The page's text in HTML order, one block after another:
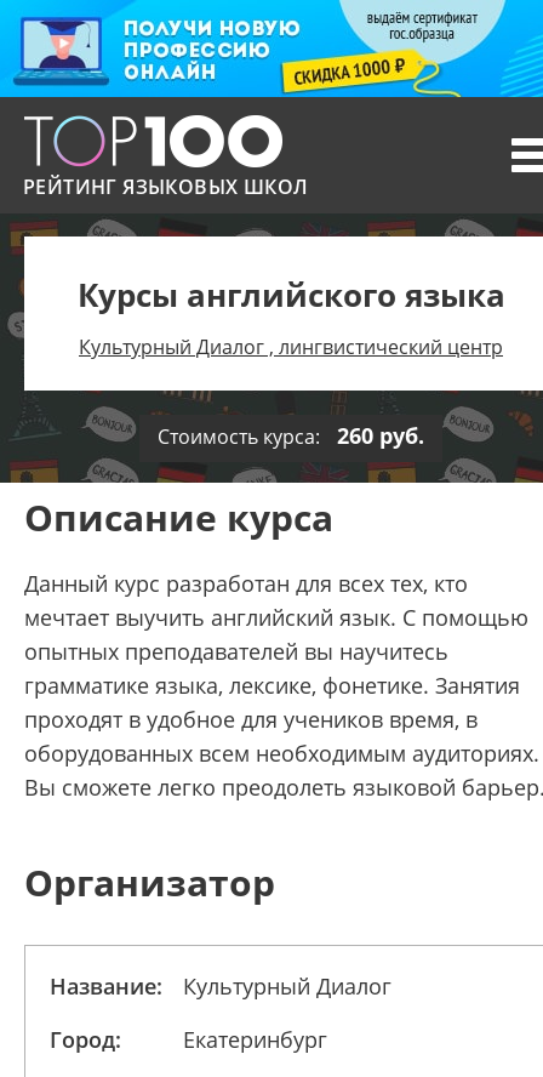
РЕЙТИНГ ЯЗЫКОВЫХ ШКОЛ
Курсы английского языка
Культурный Диалог , лингвистический центр
Стоимость курса: 260 руб.
Описание курса
Данный курс разработан для всех тех, кто
мечтает выучить английский язык. С помощью
опытных преподавателей вы научитесь
грамматике языка, лексике, фонетике. Занятия
проходят в удобное для учеников время, в
оборудованных всем необходимым аудиториях.
Вы сможете легко преодолеть языковой
Организатор
Название:
Культурный Диалог
Город:
Екатеринбург